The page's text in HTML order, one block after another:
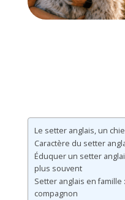
Le setter anglais, un
Caractère du setter
Éduquer un setter
plus souvent
Setter anglais en
compagnon